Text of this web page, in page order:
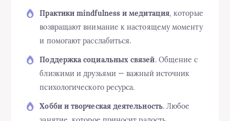
Практики mindfulness и медитация, которые
возвращают внимание к настоящему моменту
и помогают расслабиться.
Поддержка социальных связей. Общение с
близкими и друзьями — важный источник
психологического ресурса.
Хобби и творческая деятельность. Любое